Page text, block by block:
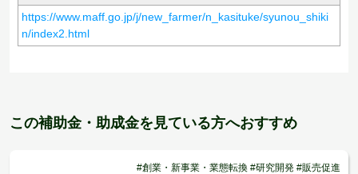
https://www.maff.go.jp/j/new_farmer/n_kasituke/syunou_shiki
n/index2.html
この補助金・助成金を見ている方へおすすめ
#創業・新事業・業態転換 #研究開発 #販売促進